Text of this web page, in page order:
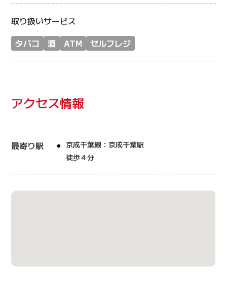
取り扱いサービス
タバコ
酒 ATM セルフレジ
アクセス情報
最寄り駅
京成千葉線：京成千葉駅
徒歩４分